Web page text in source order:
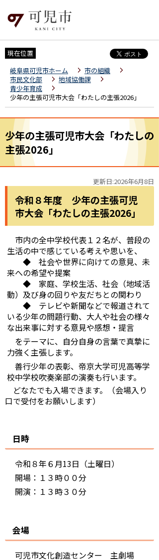
現在位置
岐阜県可児市ホーム
市の組織
市民文化部
地域協働課
青少年育成
少年の主張可児市大会「わたしの主張2026」
少年の主張可児市大会「わたしの
主張2026」
更新日:2026年6月8日
令和８年度 少年の主張可児
市大会「わたしの主張2026」
市内の全中学校代表１２名が、普段の
生活の中で感じている考えや思いを、
◆ 社会や世界に向けての意見、未
来への希望や提案
◆ 家庭、学校生活、社会（地域活
動）及び身の回りや友だちとの関わり
◆ テレビや新聞などで報道されて
いる少年の問題行動、大人や社会の様々
な出来事に対する意見や感想・提言
をテーマに、自分自身の言葉で真摯に
力強く主張します。
善行少年の表彰、帝京大学可児高等学
校中学校吹奏楽部の演奏も行います。
どなたでも入場できます。（会場入り
口で受付をお願いします）
日時
令和８年６月13日（土曜日）
開場：１３時００分
開演：１３時３０分
会場
可児市文化創造センター 主劇場